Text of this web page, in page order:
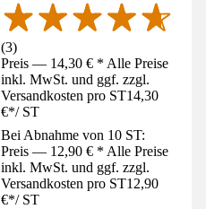
(3)
Preis — 14,30 € * Alle Preise
inkl. MwSt. und ggf. zzgl.
Versandkosten pro ST14,30
€*/ ST
Bei Abnahme von 10 ST:
Preis — 12,90 € * Alle Preise
inkl. MwSt. und ggf. zzgl.
Versandkosten pro ST12,90
€*/ ST